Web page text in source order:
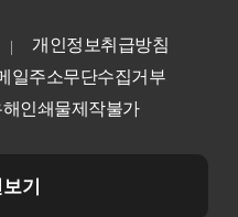
개인정보취급방침
일주소무단수집거부
해인쇄물제작불가
기